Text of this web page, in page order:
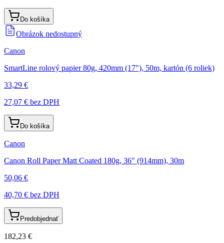
Do košíka
Obrázok nedostupný
Canon
SmartLine rolový papier 80g, 420mm (17"), 50m, kartón (6 roliek)
33,29 €
27,07 € bez DPH
Do košíka
Canon
Canon Roll Paper Matt Coated 180g, 36" (914mm), 30m
50,06 €
40,70 € bez DPH
Predobjednať
182,23 €